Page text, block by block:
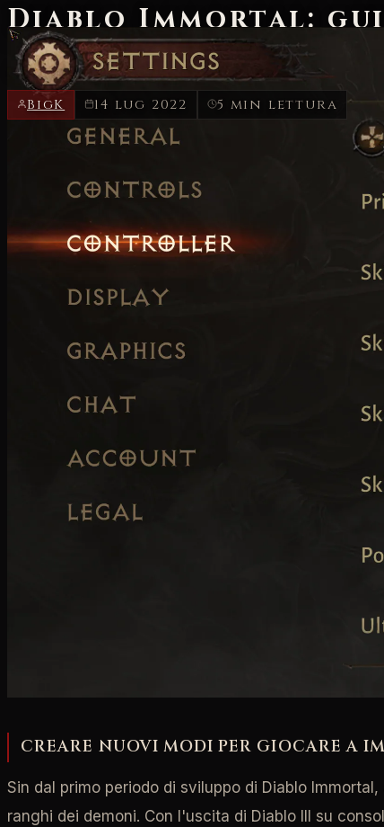
Diablo Immortal:
Trucida demoni con un controller
BigK 14 lug 2022 5 min lettura
CREARE NUOVI MODI PER GIOCARE A
Sin dal primo periodo di sviluppo di Diablo
ranghi dei demoni. Con l'uscita di Diablo III su